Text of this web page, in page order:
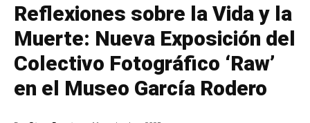
Reflexiones sobre la Vida y la
Muerte: Nueva Exposición del
Colectivo Fotográfico ‘Raw’
en el Museo García Rodero